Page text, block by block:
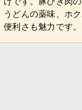
うどんの薬味、ホ
便利さも魅力です